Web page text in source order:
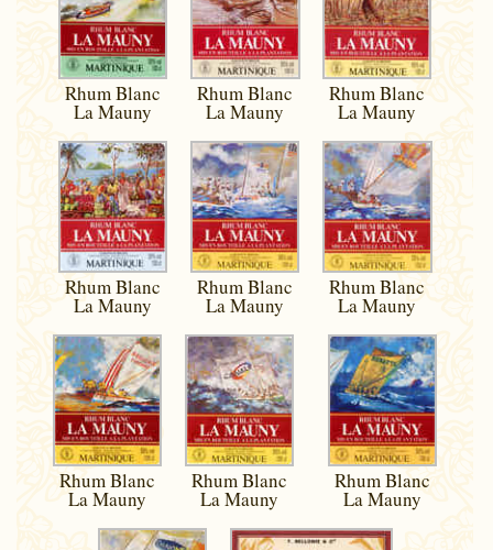
Rhum Blanc
La Mauny
Rhum Blanc
La Mauny
Rhum Blanc
La Mauny
Rhum Blanc
La Mauny
Rhum Blanc
La Mauny
Rhum Blanc
La Mauny
Rhum Blanc
La Mauny
Rhum Blanc
La Mauny
Rhum Blanc
La Mauny